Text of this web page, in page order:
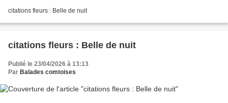
citations fleurs : Belle de nuit
citations fleurs : Belle de nuit
Publié le 23/04/2026 à 13:13
Par Balades comtoises